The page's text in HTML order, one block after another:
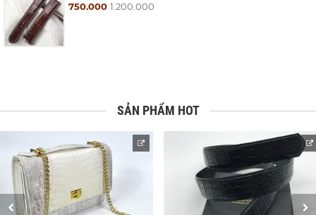
750.000 1.200.000
SẢN PHẨM HOT